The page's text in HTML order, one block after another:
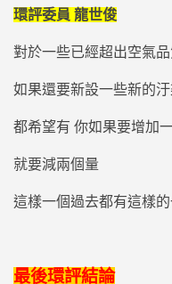
環評委員 龍世俊
對於一些已經超出空氣
如果還要新設一些新的
都希望有 你如果要增加
就要減兩個量
這樣一個過去都有這樣
最後環評結論